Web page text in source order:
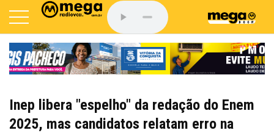
Inep libera "espelho" da redação do Enem
2025, mas candidatos relatam erro na